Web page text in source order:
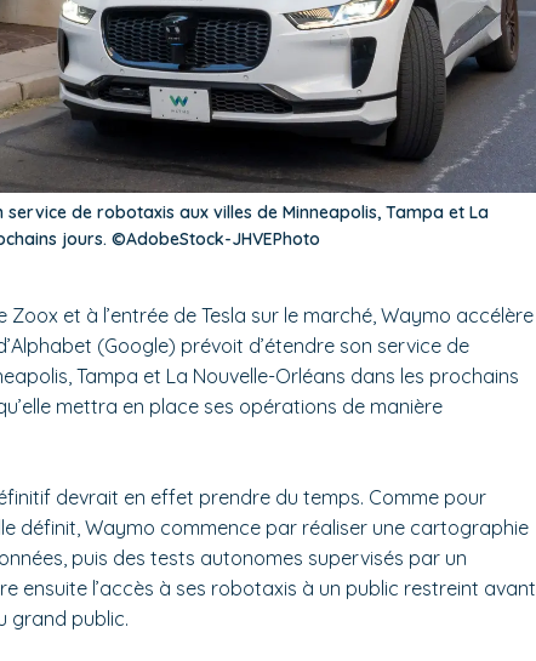
de robotaxis aux villes de Minneapolis, Tampa et La
jours. ©AdobeStock-JHVEPhoto
et à l’entrée de Tesla sur le marché, Waymo accélère
(Google) prévoit d’étendre son service de
Tampa et La Nouvelle-Orléans dans les prochains
mettra en place ses opérations de manière
devrait en effet prendre du temps. Comme pour
définit, Waymo commence par réaliser une cartographie
puis des tests autonomes supervisés par un
ensuite l’accès à ses robotaxis à un public restreint avant
grand public.